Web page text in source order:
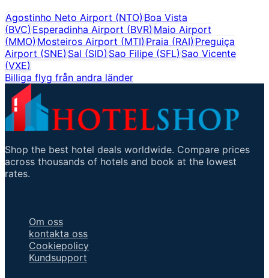
Agostinho Neto Airport (NTO)Boa Vista
(BVC)Esperadinha Airport (BVR) Maio Airport
(MMO)Mosteiros Airport (MTI) Praia (RAI) Preguiça
Airport (SNE)Sal (SID) Sao Filipe (SFL) Sao Vicente
(VXE)
Billiga flyg från andra länder
Shop the best hotel deals worldwide. Compare prices
across thousands of hotels and book at the lowest
rates.
Om oss
kontakta oss
Cookiepolicy
Kundsupport